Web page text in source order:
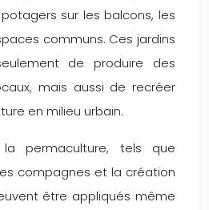
sur les balcons, les
communs. Ces jardins
de produire des
mais aussi de recréer
en milieu urbain.
permaculture, tels que
compagnes et la création
être appliqués même